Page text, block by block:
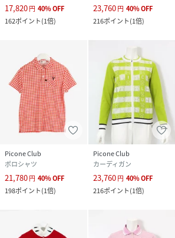
17,820円 40%OFF
162ポイント(1倍)
23,760円 40%OFF
216ポイント(1倍)
Picone Club
ポロシャツ
21,780円 40%OFF
198ポイント(1倍)
Picone Club
カーディガン
23,760円 40%OFF
216ポイント(1倍)